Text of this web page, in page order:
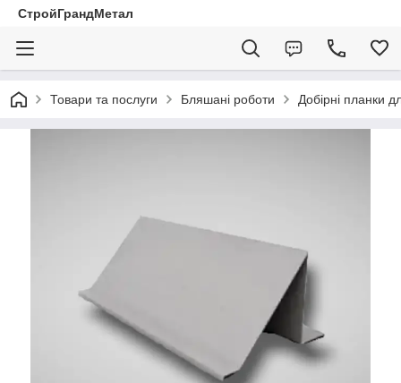
СтройГрандМетал
Товари та послуги Бляшані роботи Добірні планки